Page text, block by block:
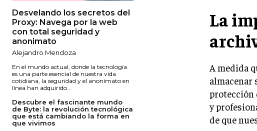
Desvelando los secretos del
Proxy: Navega por la web
con total seguridad y
anonimato
Alejandro Mendoza
En el mundo actual, donde la tecnología
es una parte esencial de nuestra vida
cotidiana, la seguridad y el anonimato en
línea han adquirido...
Descubre el fascinante mundo
de Byte: la revolución tecnológica
que está cambiando la forma en
que vivimos
La
A medida
almacenar
protección
y
de que